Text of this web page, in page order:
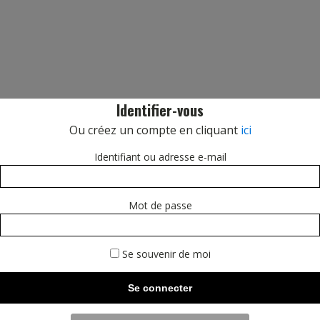
Identifier-vous
Ou créez un compte en cliquant ici
Identifiant ou adresse e-mail
Mot de passe
Se souvenir de moi